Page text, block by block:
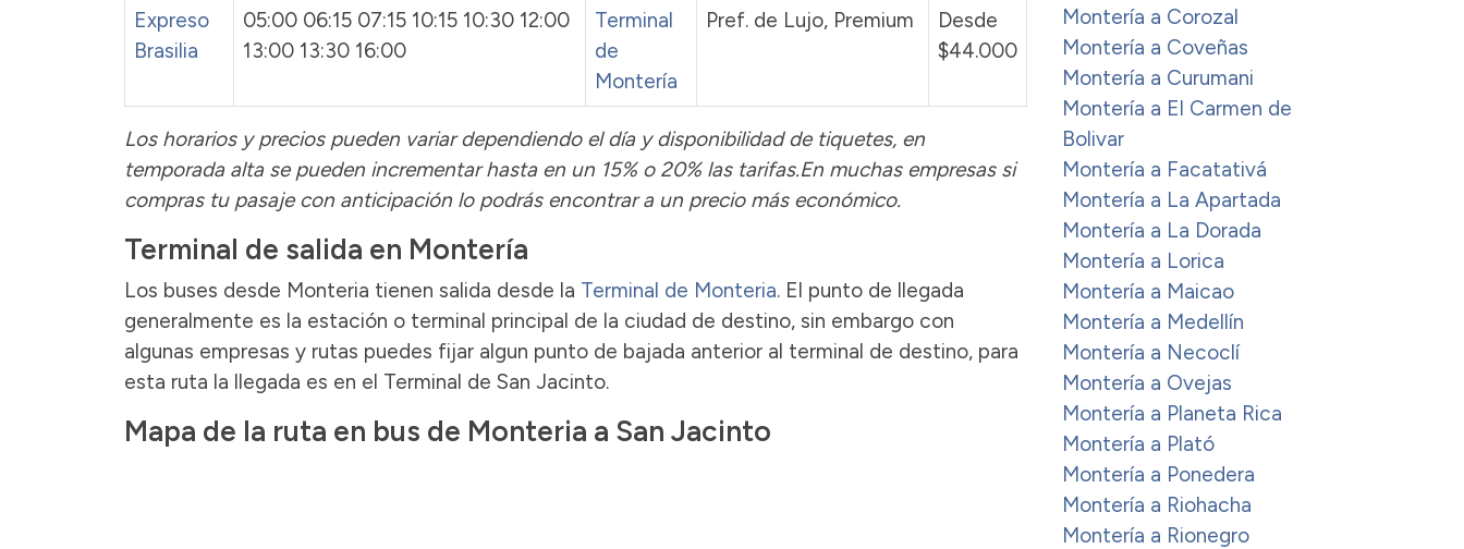
Expreso
Brasilia
05:00 06:15 07:15 10:15 10:30 12:00
13:00 13:30 16:00
Terminal
de
Montería
Pref. de Lujo, Premium
Desde
$44.000
Los horarios y precios pueden variar dependiendo el día y disponibilidad de tiquetes, en
temporada alta se pueden incrementar hasta en un 15% o 20% las tarifas.En muchas empresas si
compras tu pasaje con anticipación lo podrás encontrar a un precio más económico.
Terminal de salida en Montería
Los buses desde Monteria tienen salida desde la Terminal de Monteria. El punto de llegada
generalmente es la estación o terminal principal de la ciudad de destino, sin embargo con
algunas empresas y rutas puedes fijar algun punto de bajada anterior al terminal de destino, para
esta ruta la llegada es en el Terminal de San Jacinto.
Mapa de la ruta en bus de Monteria a San Jacinto
Montería a Corozal
Montería a Coveñas
Montería a Curumani
Montería a El Carmen de
Bolivar
Montería a Facatativá
Montería a La Apartada
Montería a La Dorada
Montería a Lorica
Montería a Maicao
Montería a Medellín
Montería a Necoclí
Montería a Ovejas
Montería a Planeta Rica
Montería a Plató
Montería a Ponedera
Montería a Riohacha
Montería a Rionegro